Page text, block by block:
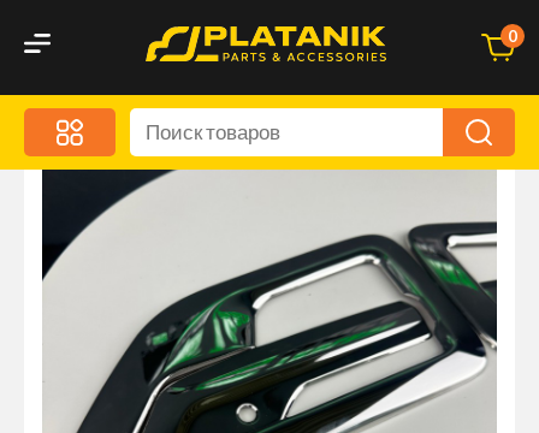
0
Меню
Акционные предложения
Дорожные аксессуары
Дорожная кухня
Автохимия и уход
Оптика и светотехника
Брызговики
Запчасти кузова и зеркала